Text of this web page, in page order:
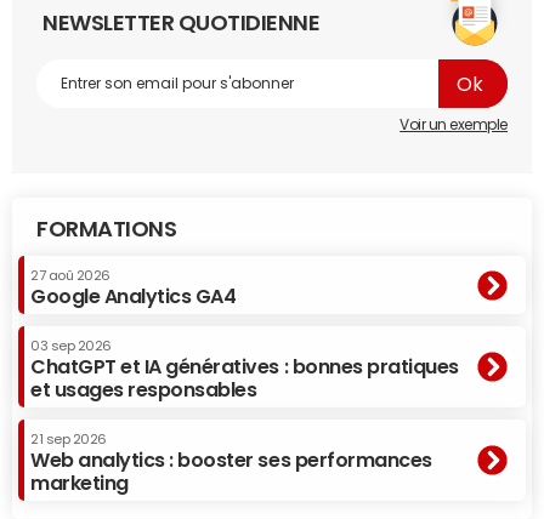
NEWSLETTER QUOTIDIENNE
Voir un exemple
FORMATIONS
27 aoû 2026
Google Analytics GA4
03 sep 2026
ChatGPT et IA génératives : bonnes pratiques
et usages responsables
21 sep 2026
Web analytics : booster ses performances
marketing